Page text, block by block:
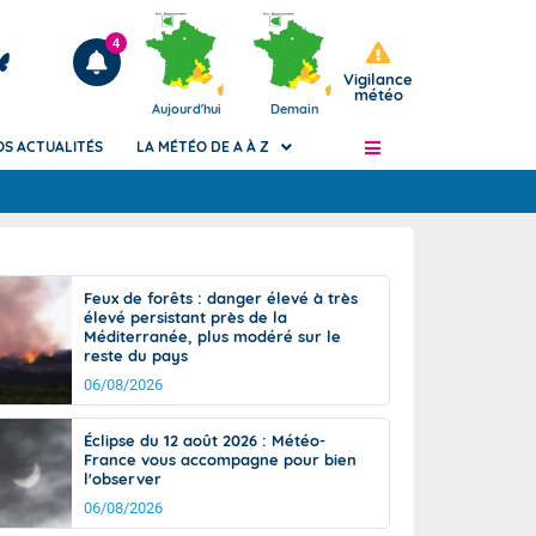
Articles
4
Aujourd'hui Demain
Vigilance
météo
de
Phénomènes dangereux de J+2 à J+7
Avertissement pluies intenses à l'échelle
des communes (Apic)
Bulletins Marine
d'avalanche
Météo des forêts
Vigicrues
ACTUALITÉS LA MÉTÉO DE A À Z
Feux de forêts : danger élevé à très
élevé persistant près de la
Méditerranée, plus modéré sur le
reste du pays
06/08/2026
Éclipse du 12 août 2026 : Météo-
France vous accompagne pour bien
l'observer
06/08/2026